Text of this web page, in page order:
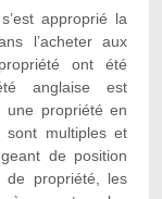
approprié la
l’acheter aux
ont été
anglaise est
une propriété en
sont multiples et
de position
de propriété, les